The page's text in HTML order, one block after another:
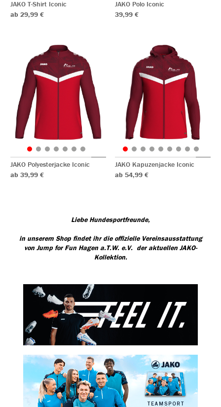
JAKO T-Shirt Iconic
ab 29,99 €
JAKO Polo Iconic
39,99 €
JAKO Polyesterjacke Iconic
ab 39,99 €
JAKO Kapuzenjacke Iconic
ab 54,99 €
Liebe Hundesportfreunde,
in unserem Shop findet ihr die offizielle Vereinsausstattung
von Jump for Fun Hagen a.T.W. e.V. der aktuellen JAKO-
Kollektion.